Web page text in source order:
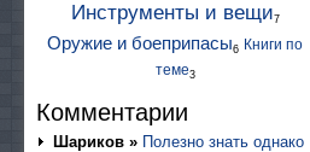
Инструменты и вещи7
Оружие и боеприпасы6 Книги по
теме3
Комментарии
Шариков » Полезно знать однако